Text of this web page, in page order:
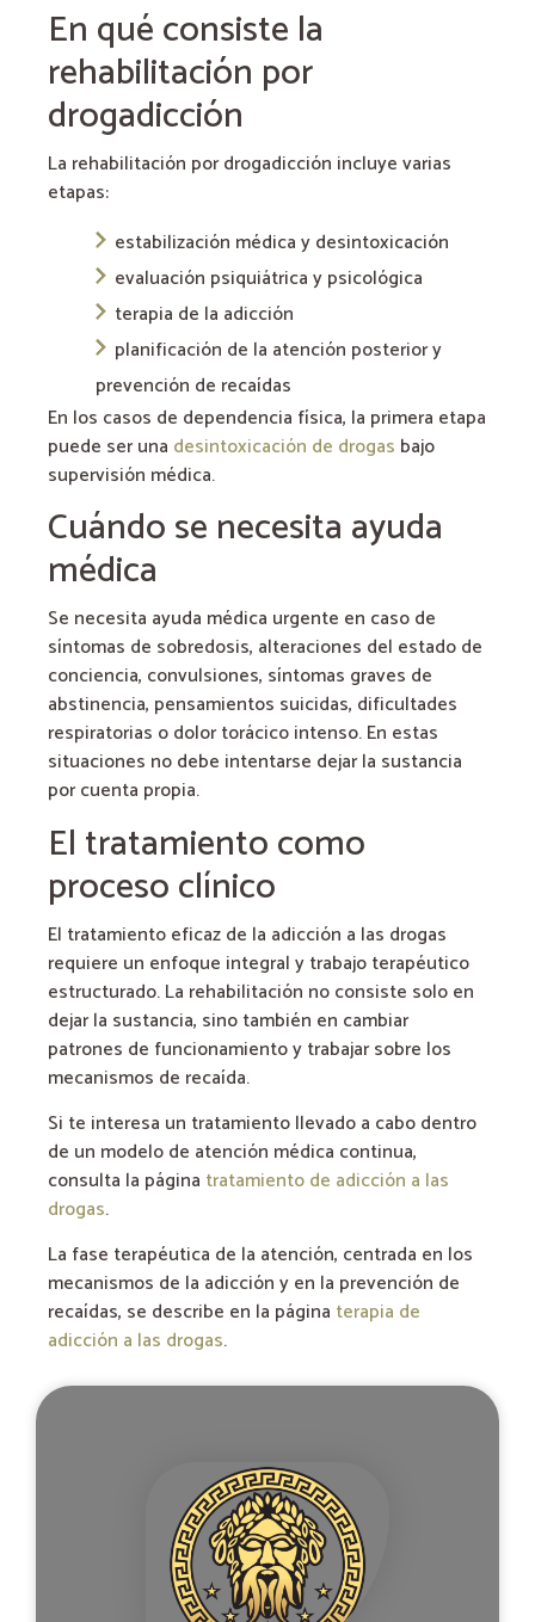
En qué consiste la
rehabilitación por
drogadicción
La rehabilitación por drogadicción incluye varias
etapas:
estabilización médica y desintoxicación
evaluación psiquiátrica y psicológica
terapia de la adicción
planificación de la atención posterior y
prevención de recaídas
En los casos de dependencia física, la primera etapa
puede ser una desintoxicación de drogas bajo
supervisión médica.
Cuándo se necesita ayuda
médica
Se necesita ayuda médica urgente en caso de
síntomas de sobredosis, alteraciones del estado de
conciencia, convulsiones, síntomas graves de
abstinencia, pensamientos suicidas, dificultades
respiratorias o dolor torácico intenso. En estas
situaciones no debe intentarse dejar la sustancia
por cuenta propia.
El tratamiento como
proceso clínico
El tratamiento eficaz de la adicción a las drogas
requiere un enfoque integral y trabajo terapéutico
estructurado. La rehabilitación no consiste solo en
dejar la sustancia, sino también en cambiar
patrones de funcionamiento y trabajar sobre los
mecanismos de recaída.
Si te interesa un tratamiento llevado a cabo dentro
de un modelo de atención médica continua,
consulta la página tratamiento de adicción a las
drogas.
La fase terapéutica de la atención, centrada en los
mecanismos de la adicción y en la prevención de
recaídas, se describe en la página terapia de
adicción a las drogas.